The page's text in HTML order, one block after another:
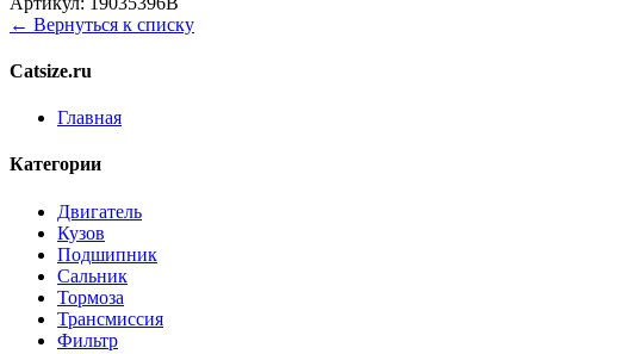
← Вернуться к списку
Catsize.ru
Главная
Категории
Двигатель
Кузов
Подшипник
Сальник
Тормоза
Трансмиссия
Фильтр